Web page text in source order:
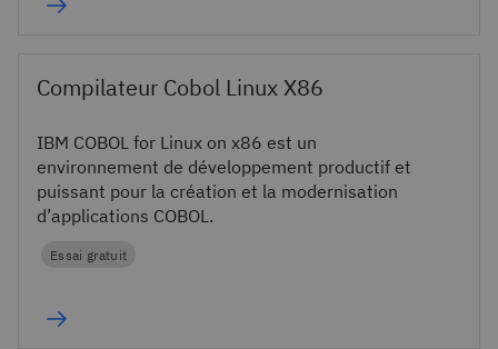
Compilateur Cobol Linux X86
IBM COBOL for Linux on x86 est un
environnement de développement productif et
puissant pour la création et la modernisation
d’applications COBOL.
Essai gratuit